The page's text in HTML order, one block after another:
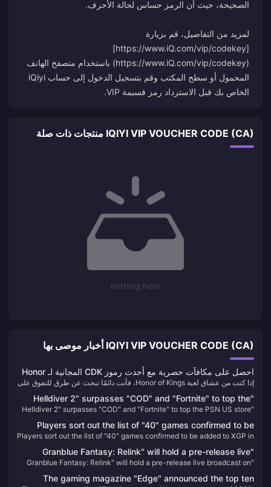
لمزيد من التفاصيل، قم بزيارة
[https://www.iQ.com/vip/codekey]
(https://www.iQ.com/vip/codekey) باستخدام متصفح الهاتف
المحمول أو سطح المكتب وقم بتسجيل الدخول إلى حساب iQiyi
الخاص بك قبل الاسترداد رمز قسيمة VIP.
IQIYI VIP VOUCHER CODE (CA) منتجات ذات صلة
nothing here
IQIYI VIP VOUCHER CODE (CA) أخبار موصى بها
احصل على مكافآت حصرية مع أحدث رموز CDK المجانية لـ Honor
of Kings
إذا كنت من عشاق لعبة Honor of Kings، فأنت دائمًا تبحث عن طرق للتفوق على
Honor of Kings والتي ستساعدك على فتح المكافآت الحصرية وتعزيز تجربة
الألعاب الخاصة بك. لا تفوت هذه العروض محدودة الوقت واستعد للسيطرة على
ساحة المعركة!
"Helldiver 2" surpasses "COD" and "Fortnite" to top the
PSN US store"Helldiver 2" surpasses "COD" and "Fortnite" to top the PSN US store
Players sort out the list of "40" games confirmed to be
added to XGP in 2024
Players sort out the list of "40" games confirmed to be added to XGP in
"Granblue Fantasy: Relink" will hold a pre-release live
broadcast on January 11
"Granblue Fantasy: Relink" will hold a pre-release live broadcast on
The gaming magazine "Edge" announced the top ten